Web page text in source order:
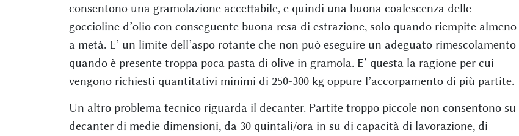
consentono una gramolazione accettabile, e quindi una buona coalescenza delle
goccioline d’olio con conseguente buona resa di estrazione, solo quando riempite almeno
a metà. E’ un limite dell’aspo rotante che non può eseguire un adeguato rimescolamento
quando è presente troppa poca pasta di olive in gramola. E’ questa la ragione per cui
vengono richiesti quantitativi minimi di 250-300 kg oppure l’accorpamento di più partite.
Un altro problema tecnico riguarda il decanter. Partite troppo piccole non consentono su
decanter di medie dimensioni, da 30 quintali/ora in su di capacità di lavorazione, di